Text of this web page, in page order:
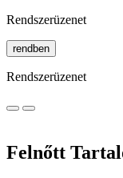
Rendszerüzenet
rendben
Rendszerüzenet
Felnőtt